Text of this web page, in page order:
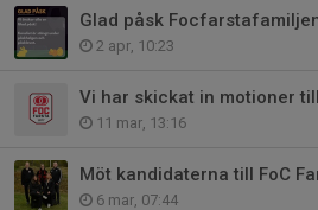
Glad påsk
2 apr, 10:23
11 mar, 13:16
6 mar, 07:44